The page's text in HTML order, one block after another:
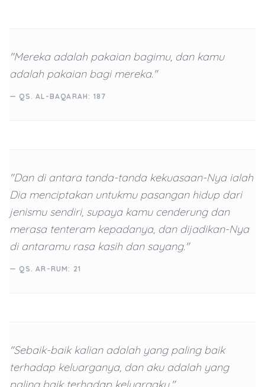
"Mereka adalah pakaian bagimu, dan kamu
adalah pakaian bagi mereka."
— QS. AL-BAQARAH: 187
"Dan di antara tanda-tanda kekuasaan-Nya ialah
Dia menciptakan untukmu pasangan hidup dari
jenismu sendiri, supaya kamu cenderung dan
merasa tenteram kepadanya, dan dijadikan-Nya
di antaramu rasa kasih dan sayang."
— QS. AR-RUM: 21
"Sebaik-baik kalian adalah yang paling baik
terhadap keluarganya, dan aku adalah yang